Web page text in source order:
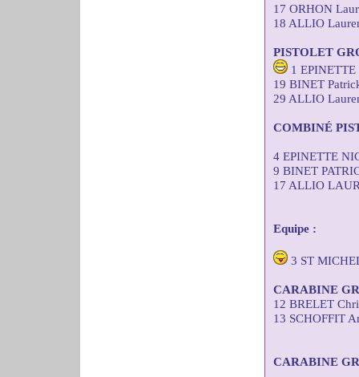
17 ORHON
18 ALLIO
PISTOLET
1
19 BINET
29 ALLIO
COMBINÉ
4 EPINETTE
9 BINET
17 ALLIO
Equipe :
3 ST
CARABINE
12 BRELET
13 SCHOFFIT
CARABINE